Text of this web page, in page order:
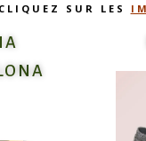
CLIQUEZ SUR LES